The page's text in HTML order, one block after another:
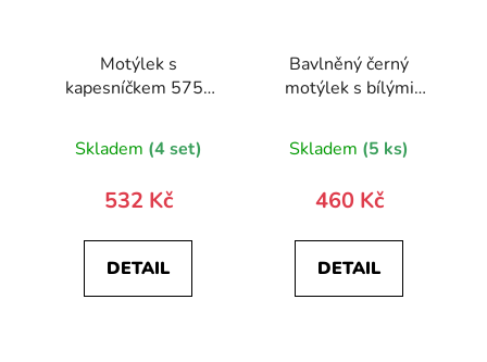
Motýlek s
kapesníčkem 575-
Skladem (4 set)
532 Kč
DETAIL
Bavlněný černý
motýlek s bílými
Skladem (5 ks)
460 Kč
DETAIL